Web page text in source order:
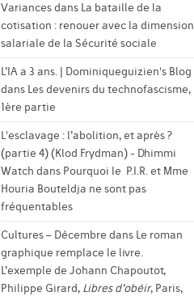
Variancesdans La bataille de la
cotisation : renouer avec la dimension
salariale de la Sécurité sociale
L’IA a 3 ans. | Dominiqueguizien's Blog
dans Les devenirs du technofascisme,
1ère partie
L'esclavage : l’abolition, et après ?
(partie 4) (Klod Frydman) - Dhimmi
Watch dans Pourquoi le P.I.R. et Mme
Houria Bouteldja ne sont pas
fréquentables
Cultures – Décembre dans Le roman
graphique remplace le livre.
L’exemple de Johann Chapoutot,
Philippe Girard, Libres d’obéir, Paris,